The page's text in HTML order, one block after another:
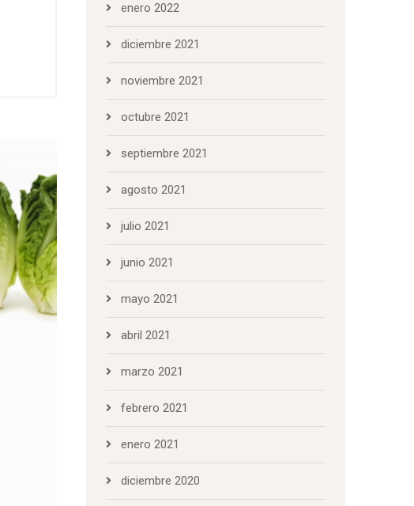
enero 2022
diciembre 2021
noviembre 2021
octubre 2021
septiembre 2021
agosto 2021
julio 2021
junio 2021
mayo 2021
abril 2021
marzo 2021
febrero 2021
enero 2021
diciembre 2020